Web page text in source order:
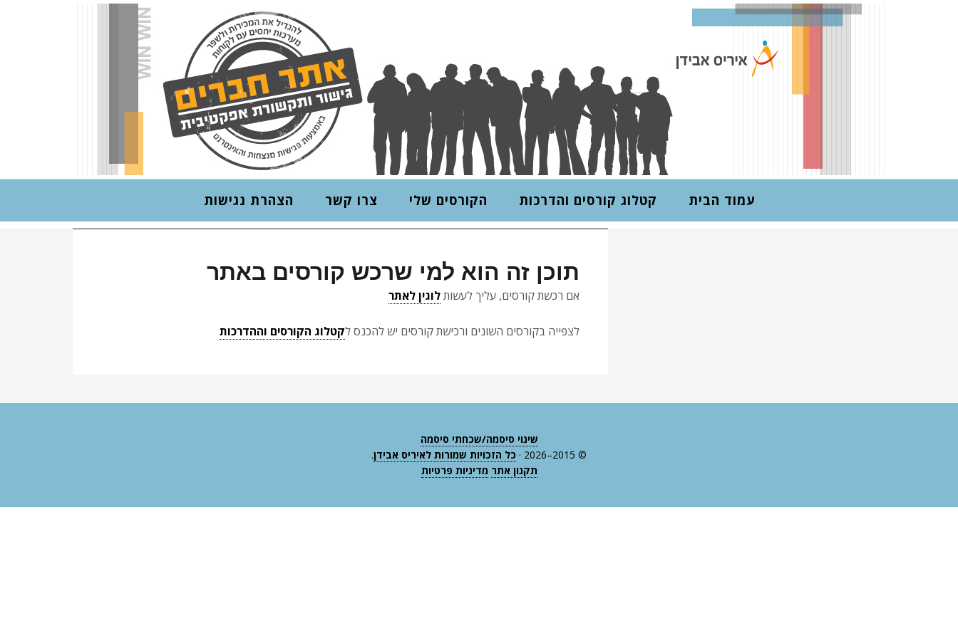
עמוד הבית קטלוג קורסים והדרכות הקורסים שלי צרו קשר הצהרת נגישות
תוכן זה הוא למי שרכש קורסים באתר
אם רכשת קורסים, עליך לעשותלוגין לאתר
לצפייה בקורסים השונים ורכישת קורסים יש להכנס לקטלוג הקורסים וההדרכות
שינוי סיסמה/שכחתי סיסמה
© 2015–2026 ·
כל הזכויות שמורות לאיריס אבידן.
תקנון אתר מדיניות פרטיות